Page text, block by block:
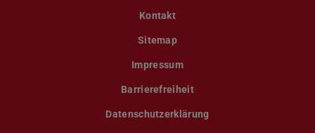
Kontakt
Sitemap
Impressum
Barrierefreiheit
Datenschutzerklärung